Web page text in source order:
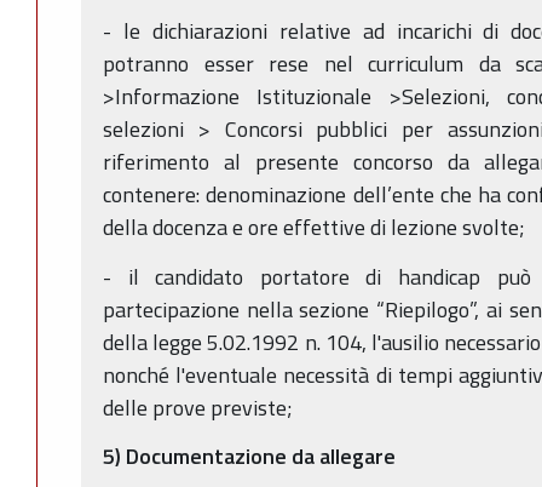
- le dichiarazioni relative ad incarichi di
potranno esser rese nel curriculum da
>Informazione Istituzionale >Selezioni,
selezioni > Concorsi pubblici per
riferimento al presente concorso da
contenere: denominazione dell’ente che ha
della docenza e ore effettive di lezione svolte;
- il candidato portatore di handicap può
partecipazione nella sezione “Riepilogo”, ai
della legge 5.02.1992 n. 104, l'ausilio
nonché l'eventuale necessità di tempi
delle prove previste;
5) Documentazione da allegare